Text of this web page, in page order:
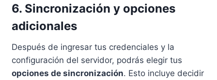
6. Sincronización y opciones
adicionales
Después de ingresar tus credenciales y la
configuración del servidor, podrás elegir tus
opciones de sincronización. Esto incluye decidir